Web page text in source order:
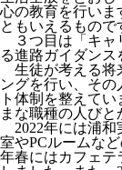
心の教育を行いま
ともいえるもので
３つ目は「キャ
る進路ガイダンス
生徒が考える将
ングを行い、そ
ト体制を整えて
まな職種の人びと
2022年には浦和
室やPCルームな
年春にはカフェテ